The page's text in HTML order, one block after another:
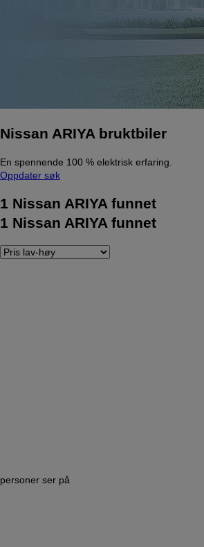
Nissan ARIYA bruktbiler
En spennende 100 % elektrisk erfaring.
Oppdater søk
1 Nissan ARIYA funnet
1 Nissan ARIYA funnet
personer ser på